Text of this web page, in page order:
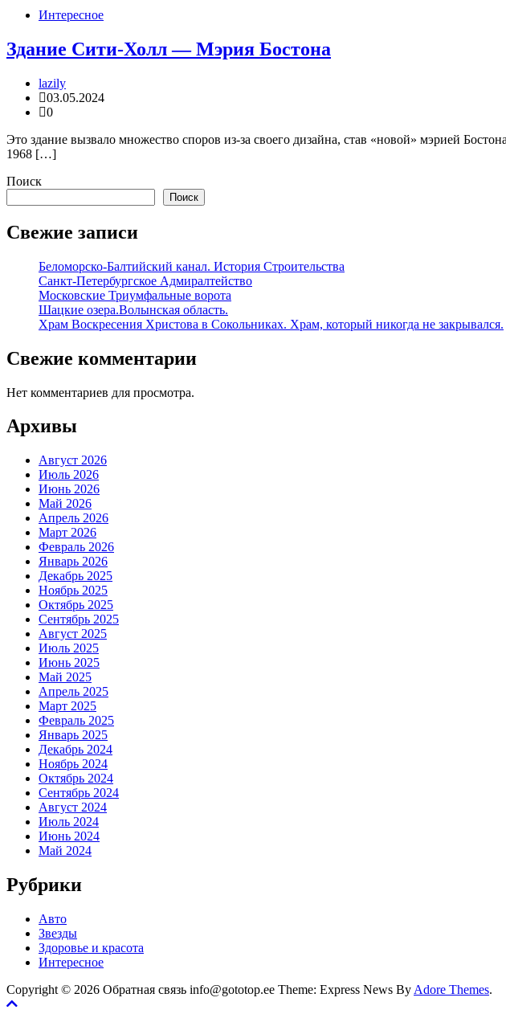
Интересное
Здание Сити-Холл — Мэрия Бостона
lazily
03.05.2024
0
Это здание вызвало множество споров из-за своего дизайна, став «новой» мэрией
1968 […]
Поиск
Поиск
Свежие записи
Беломорско-Балтийский канал. История Строительства
Санкт-Петербургское Адмиралтейство
Московские Триумфальные ворота
Шацкие озера.Волынская область.
Храм Воскресения Христова в Сокольниках. Храм, который никогда не закрывался.
Свежие комментарии
Нет комментариев для просмотра.
Архивы
Август 2026
Июль 2026
Июнь 2026
Май 2026
Апрель 2026
Март 2026
Февраль 2026
Январь 2026
Декабрь 2025
Ноябрь 2025
Октябрь 2025
Сентябрь 2025
Август 2025
Июль 2025
Июнь 2025
Май 2025
Апрель 2025
Март 2025
Февраль 2025
Январь 2025
Декабрь 2024
Ноябрь 2024
Октябрь 2024
Сентябрь 2024
Август 2024
Июль 2024
Июнь 2024
Май 2024
Рубрики
Авто
Звезды
Здоровье и красота
Интересное
Copyright © 2026 Обратная связь info@gototop.ee Theme: Express News By Adore Themes.